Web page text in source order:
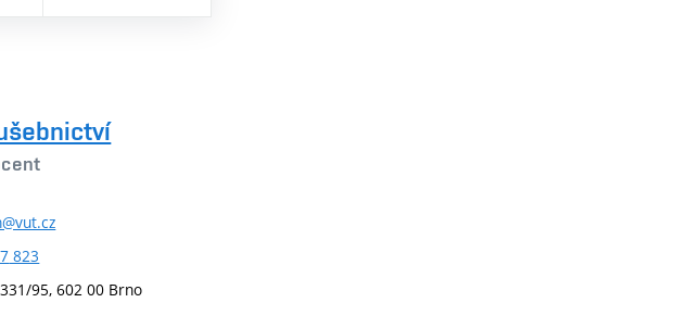
823
95, 602 00 Brno